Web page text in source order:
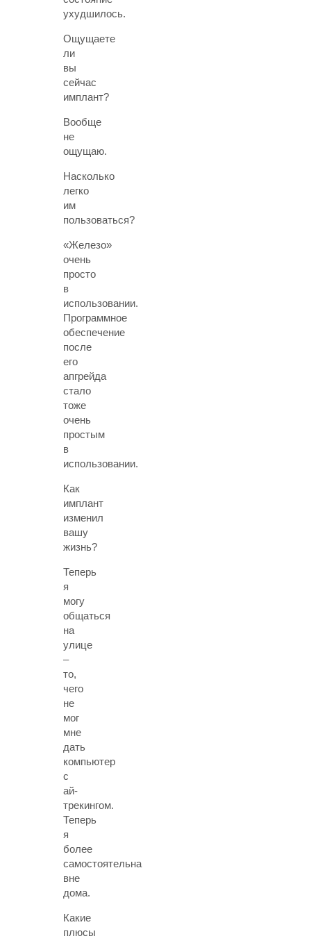
ухудшилось.
Ощущаете
ли
вы
сейчас
имплант?
Вообще
не
ощущаю.
Насколько
легко
им
пользоваться?
«Железо»
очень
просто
в
использовании.
Программное
обеспечение
после
его
апгрейда
стало
тоже
очень
простым
в
использовании.
Как
имплант
изменил
вашу
жизнь?
Теперь
я
могу
общаться
на
улице
–
то,
чего
не
мог
мне
дать
компьютер
с
ай-
трекингом.
Теперь
я
более
самостоятельна
вне
дома.
Какие
плюсы